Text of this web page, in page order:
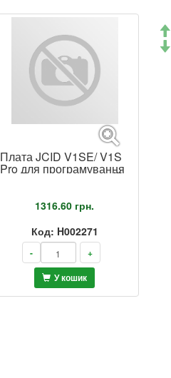
Плата JCID V1SE/ V1S
Pro для програмування
1316.60 грн.
Код: H002271
-
+
У кошик